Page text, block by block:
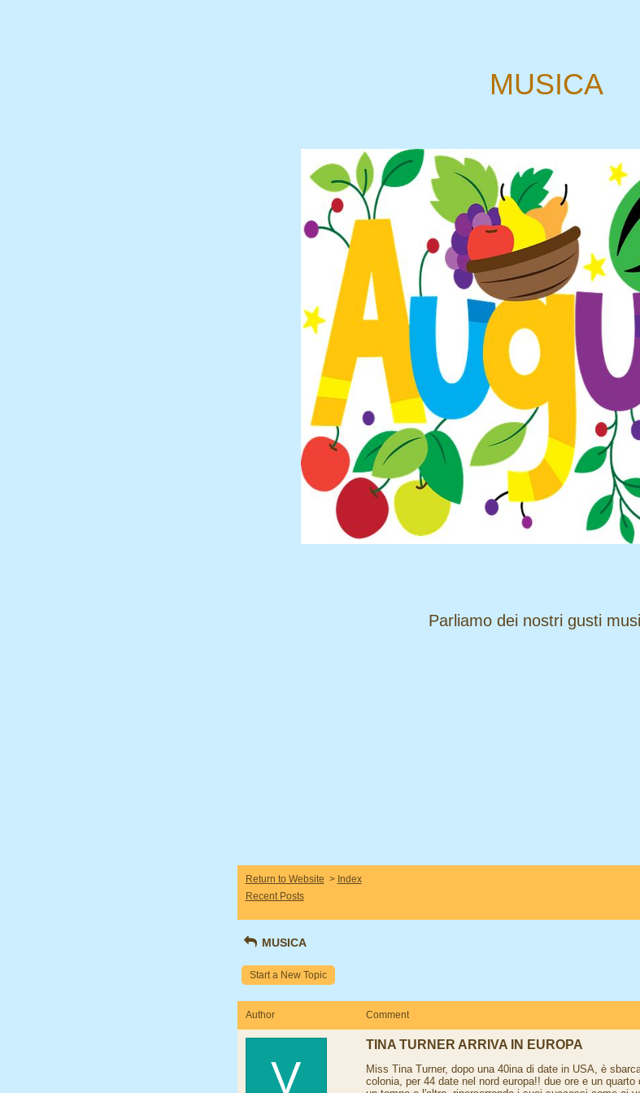
MUSICA
​​​​​​​Parliamo dei nostri gusti
Return to Website > Index
Recent Posts
MUSICA
Start a New Topic
Author Comment
V
TINA TURNER ARRIVA IN EUROPA
Miss Tina Turner, dopo una 40ina di date in USA, è
colonia, per 44 date nel nord europa!! due ore e un